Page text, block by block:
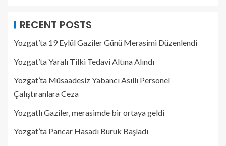
RECENT POSTS
Yozgat’ta 19 Eylül Gaziler Günü Merasimi Düzenlendi
Yozgat’ta Yaralı Tilki Tedavi Altına Alındı
Yozgat’ta Müsaadesiz Yabancı Asıllı Personel
Çalıştıranlara Ceza
Yozgatlı Gaziler, merasimde bir ortaya geldi
Yozgat’ta Pancar Hasadı Buruk Başladı